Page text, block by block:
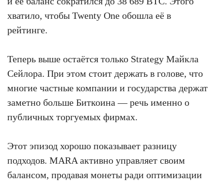
хватило, чтобы Twenty One обошла её в
рейтинге.
Теперь выше остаётся только Strategy Майкла
Сейлора. При этом стоит держать в голове, что
многие частные компании и государства держат
заметно больше Биткоина — речь именно о
публичных торгуемых фирмах.
Этот эпизод хорошо показывает разницу
подходов. MARA активно управляет своим
балансом, продавая монеты ради оптимизации